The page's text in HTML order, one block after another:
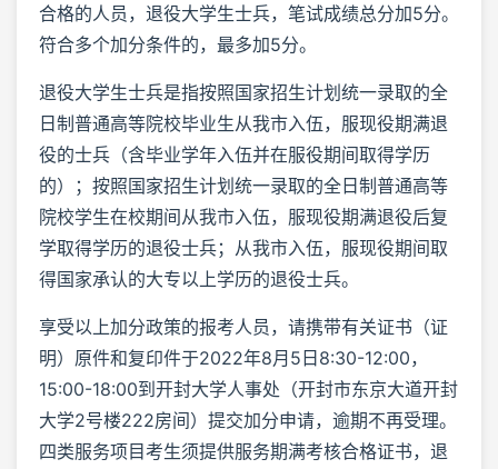
合格的人员，退役大学生士兵，笔试成绩总分加5分。
符合多个加分条件的，最多加5分。
退役大学生士兵是指按照国家招生计划统一录取的全
日制普通高等院校毕业生从我市入伍，服现役期满退
役的士兵（含毕业学年入伍并在服役期间取得学历
的）；按照国家招生计划统一录取的全日制普通高等
院校学生在校期间从我市入伍，服现役期满退役后复
学取得学历的退役士兵；从我市入伍，服现役期间取
得国家承认的大专以上学历的退役士兵。
享受以上加分政策的报考人员，请携带有关证书（证
明）原件和复印件于2022年8月5日8:30-12:00，
15:00-18:00到开封大学人事处（开封市东京大道开封
大学2号楼222房间）提交加分申请，逾期不再受理。
四类服务项目考生须提供服务期满考核合格证书，退